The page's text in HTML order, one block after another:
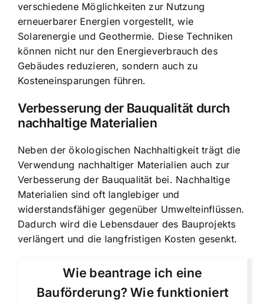
verschiedene Möglichkeiten zur Nutzung
erneuerbarer Energien vorgestellt, wie
Solarenergie und Geothermie. Diese Techniken
können nicht nur den Energieverbrauch des
Gebäudes reduzieren, sondern auch zu
Kosteneinsparungen führen.
Verbesserung der Bauqualität durch
nachhaltige Materialien
Neben der ökologischen Nachhaltigkeit trägt die
Verwendung nachhaltiger Materialien auch zur
Verbesserung der Bauqualität bei. Nachhaltige
Materialien sind oft langlebiger und
widerstandsfähiger gegenüber Umwelteinflüssen.
Dadurch wird die Lebensdauer des Bauprojekts
verlängert und die langfristigen Kosten gesenkt.
Wie beantrage ich eine
Bauförderung? Wie funktioniert